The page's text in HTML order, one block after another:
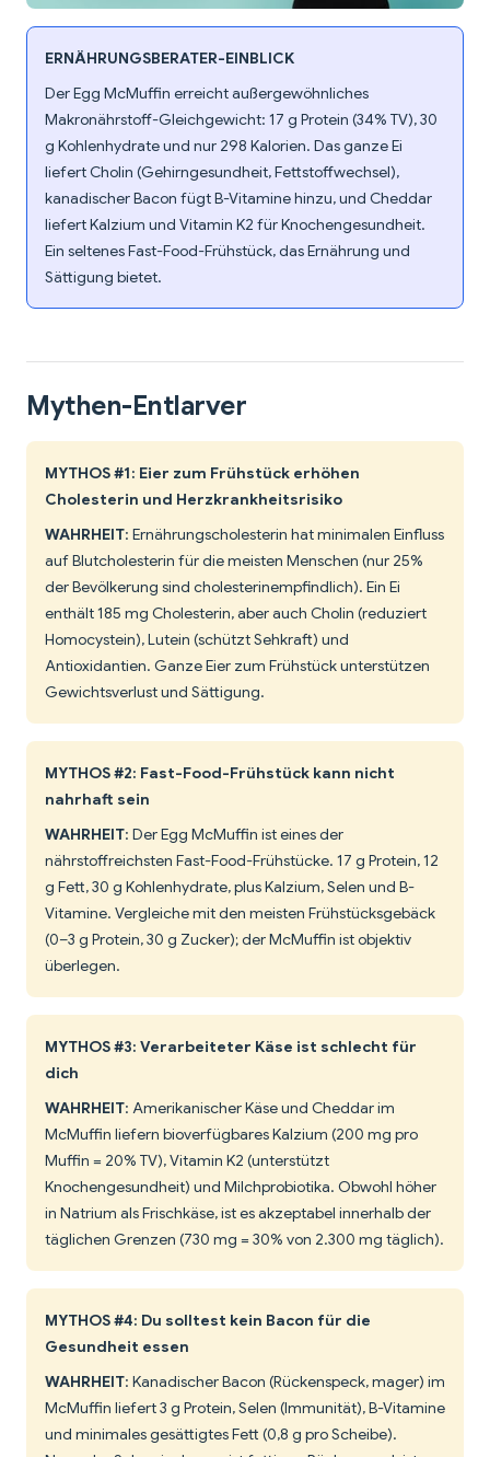
ERNÄHRUNGSBERATER-EINBLICK
Der Egg McMuffin erreicht außergewöhnliches
Makronährstoff-Gleichgewicht: 17 g Protein (34% TV), 30
g Kohlenhydrate und nur 298 Kalorien. Das ganze Ei
liefert Cholin (Gehirngesundheit, Fettstoffwechsel),
kanadischer Bacon fügt B-Vitamine hinzu, und Cheddar
liefert Kalzium und Vitamin K2 für Knochengesundheit.
Ein seltenes Fast-Food-Frühstück, das Ernährung und
Sättigung bietet.
Mythen-Entlarver
MYTHOS #1: Eier zum Frühstück erhöhen
Cholesterin und Herzkrankheitsrisiko
WAHRHEIT: Ernährungscholesterin hat minimalen Einfluss
auf Blutcholesterin für die meisten Menschen (nur 25%
der Bevölkerung sind cholesterinempfindlich). Ein Ei
enthält 185 mg Cholesterin, aber auch Cholin (reduziert
Homocystein), Lutein (schützt Sehkraft) und
Antioxidantien. Ganze Eier zum Frühstück unterstützen
Gewichtsverlust und Sättigung.
MYTHOS #2: Fast-Food-Frühstück kann nicht
nahrhaft sein
WAHRHEIT: Der Egg McMuffin ist eines der
nährstoffreichsten Fast-Food-Frühstücke. 17 g Protein, 12
g Fett, 30 g Kohlenhydrate, plus Kalzium, Selen und B-
Vitamine. Vergleiche mit den meisten Frühstücksgebäck
(0–3 g Protein, 30 g Zucker); der McMuffin ist objektiv
überlegen.
MYTHOS #3: Verarbeiteter Käse ist schlecht für
dich
WAHRHEIT: Amerikanischer Käse und Cheddar im
McMuffin liefern bioverfügbares Kalzium (200 mg pro
Muffin = 20% TV), Vitamin K2 (unterstützt
Knochengesundheit) und Milchprobiotika. Obwohl höher
in Natrium als Frischkäse, ist es akzeptabel innerhalb der
täglichen Grenzen (730 mg = 30% von 2.300 mg täglich).
MYTHOS #4: Du solltest kein Bacon für die
Gesundheit essen
WAHRHEIT: Kanadischer Bacon (Rückenspeck, mager) im
McMuffin liefert 3 g Protein, Selen (Immunität), B-Vitamine
und minimales gesättigtes Fett (0,8 g pro Scheibe).